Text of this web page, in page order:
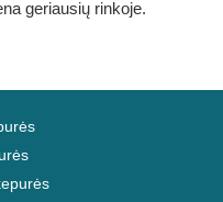
geriausių rinkoje.